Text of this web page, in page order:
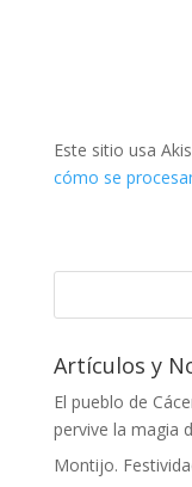
Este sitio usa
cómo se
Artículos y
El pueblo de
pervive la magia
Montijo.